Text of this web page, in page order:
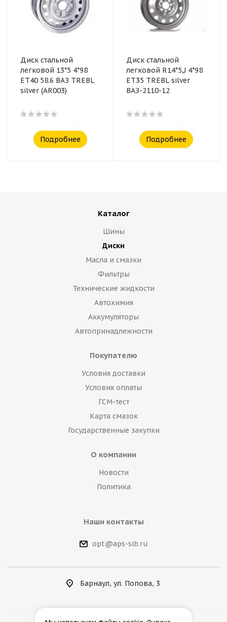
Диск стальной
легковой 13*5 4*98
ET40 58.6 ВАЗ TREBL
silver (AR003)
Подробнее
Диск стальной
легковой R14*5,J 4*98
ET35 TREBL silver
ВАЗ-2110-12
Подробнее
Каталог
Шины
Диски
Масла и смазки
Фильтры
Технические жидкости
Автохимия
Аккумуляторы
Автопринадлежности
Покупателю
Условия доставки
Условия оплаты
ГСМ-тест
Карта смазок
Государственные закупки
О компании
Новости
Политика
Наши контакты
opt@aps-sib.ru
Барнаул, ул. Попова, 3